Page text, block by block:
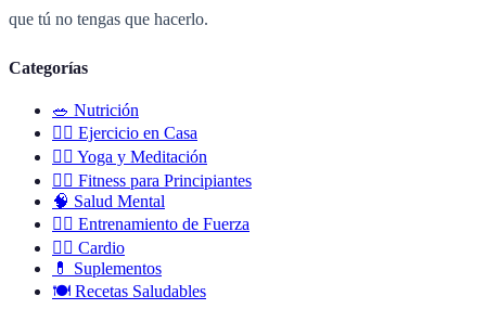
que tú no tengas que hacerlo.
Categorías
🥗 Nutrición
🏋️‍♀️ Ejercicio en Casa
🧘‍♀️ Yoga y Meditación
🚶‍♂️ Fitness para Principiantes
🧠 Salud Mental
🏋️‍♂️ Entrenamiento de Fuerza
🏃‍♀️ Cardio
💊
Suplementos
🍽️ Recetas Saludables